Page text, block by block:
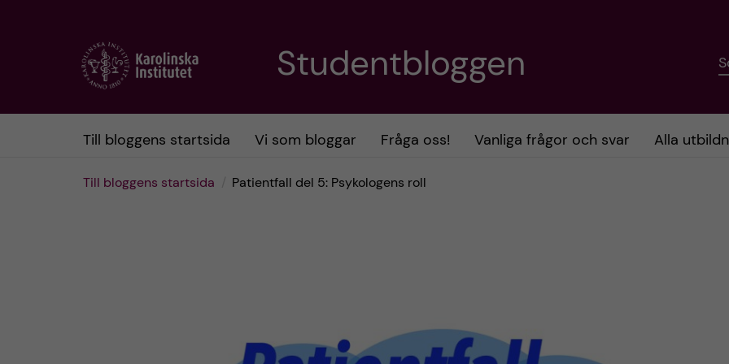
Studentbloggen
Till bloggens startsida Vi som bloggar Fråga oss! Vanliga frågor och svar Alla
Till bloggens startsida Patientfall del 5: Psykologens roll